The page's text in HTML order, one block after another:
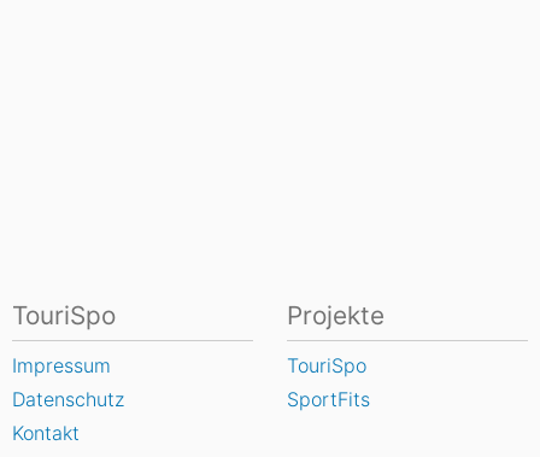
TouriSpo
Impressum
Datenschutz
Kontakt
Projekte
TouriSpo
SportFits